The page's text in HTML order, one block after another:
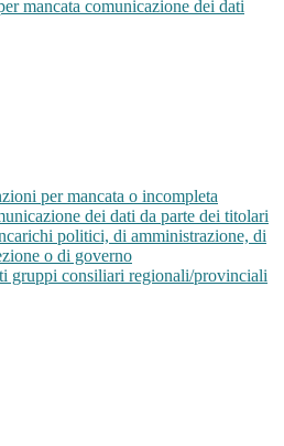
mancata comunicazione dei dati
per mancata o incompleta
dei dati da parte dei titolari
politici, di amministrazione, di
o di governo
gruppi consiliari regionali/provinciali